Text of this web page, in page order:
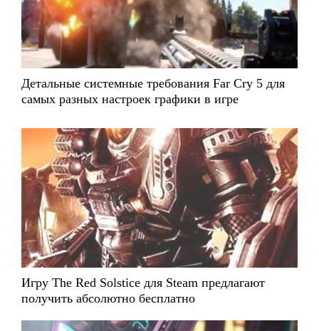
Детальные системные требования Far Cry 5 для
самых разных настроек графики в игре
Игру The Red Solstice для Steam предлагают
получить абсолютно бесплатно